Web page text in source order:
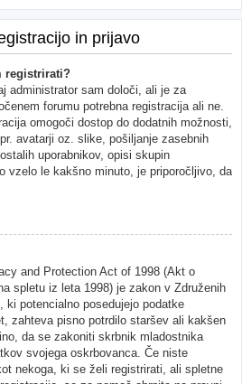
in prijavo
registrirati?
administrator sam določi, ali je za
forumu potrebna registracija ali ne.
omogoči dostop do dodatnih možnosti,
avatarji oz. slike, pošiljanje zasebnih
uporabnikov, opisi skupin
vzelo le kakšno minuto, je priporočljivo, da
and Protection Act of 1998 (Akt o
spletu iz leta 1998) je zakon v Združenih
ki potencialno posedujejo podatke
zahteva pisno potrdilo staršev ali kakšen
da se zakoniti skrbnik mladostnika
svojega oskrbovanca. Če niste
nekoga, ki se želi registrirati, ali spletne